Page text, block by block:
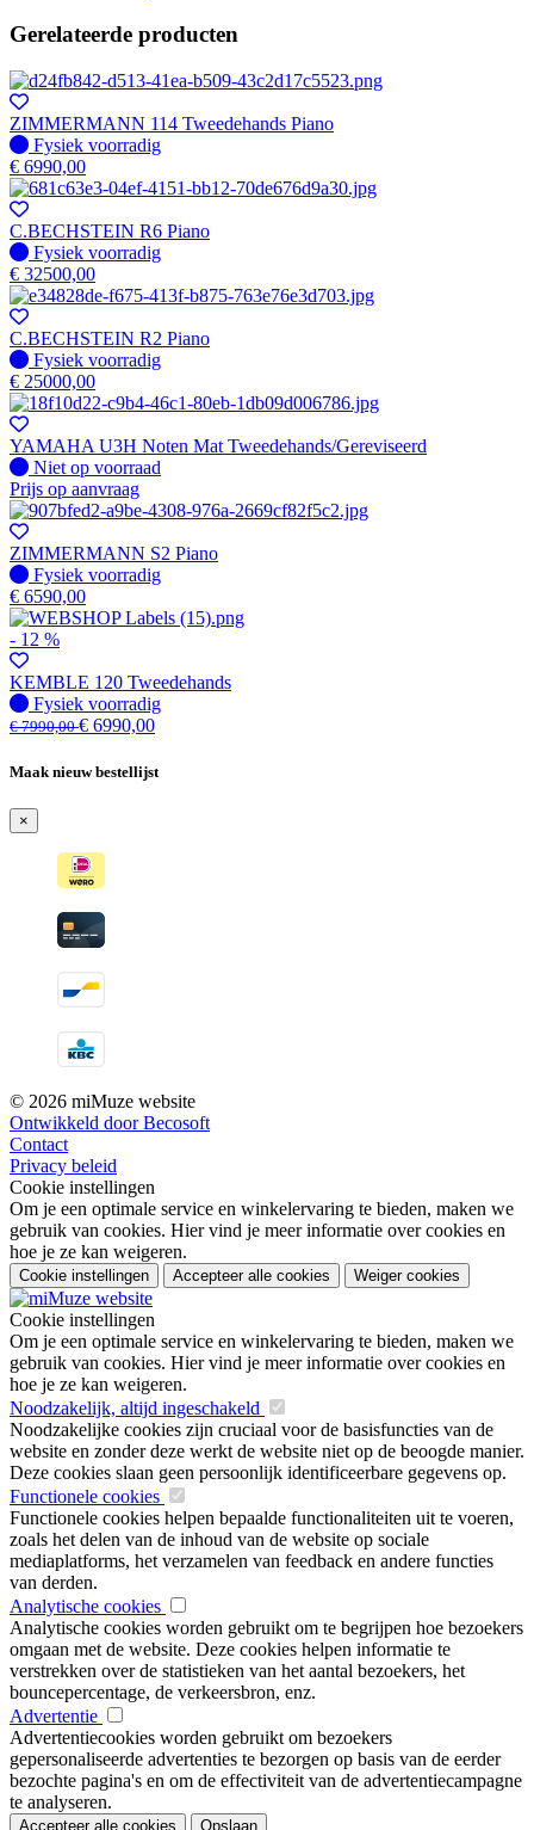
Gerelateerde producten
ZIMMERMANN 114 Tweedehands Piano
Fysiek voorradig
Fysiek voorradig
€ 6990,00
C.BECHSTEIN R6 Piano
Fysiek voorradig
Fysiek voorradig
€ 32500,00
C.BECHSTEIN R2 Piano
Fysiek voorradig
Fysiek voorradig
€ 25000,00
YAMAHA U3H Noten Mat Tweedehands/Gereviseerd
Fysiek voorradig
Niet op voorraad
Prijs op aanvraag
ZIMMERMANN S2 Piano
Fysiek voorradig
Fysiek voorradig
€ 6590,00
- 12 %
KEMBLE 120 Tweedehands
Fysiek voorradig
Fysiek voorradig
€7990,00€ 6990,00
Maak nieuw bestellijst
×
© 2026 miMuze website
Ontwikkeld door Becosoft
Contact
Privacy beleid
Cookie instellingen
Om je een optimale service en winkelervaring te bieden, maken we
gebruik van cookies. Hier vind je meer informatie over cookies en
hoe je ze kan weigeren.
Cookie instellingen Accepteer alle cookies Weiger cookies
Cookie instellingen
Om je een optimale service en winkelervaring te bieden, maken we
gebruik van cookies. Hier vind je meer informatie over cookies en
hoe je ze kan weigeren.
Noodzakelijk, altijd ingeschakeld
Noodzakelijke cookies zijn cruciaal voor de basisfuncties van de
website en zonder deze werkt de website niet op de beoogde manier.
Deze cookies slaan geen persoonlijk identificeerbare gegevens op.
Functionele cookies
Functionele cookies helpen bepaalde functionaliteiten uit te voeren,
zoals het delen van de inhoud van de website op sociale
mediaplatforms, het verzamelen van feedback en andere functies
van derden.
Analytische cookies
Analytische cookies worden gebruikt om te begrijpen hoe bezoekers
omgaan met de website. Deze cookies helpen informatie te
verstrekken over de statistieken van het aantal bezoekers, het
bouncepercentage, de verkeersbron, enz.
Advertentie
Advertentiecookies worden gebruikt om bezoekers
gepersonaliseerde advertenties te bezorgen op basis van de eerder
bezochte pagina's en om de effectiviteit van de advertentiecampagne
te analyseren.
Accepteer alle cookies Opslaan